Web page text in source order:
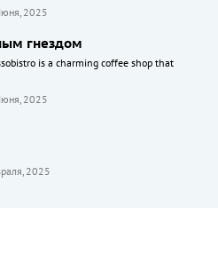
2025
гнездом
is a charming coffee shop that
2025
2025